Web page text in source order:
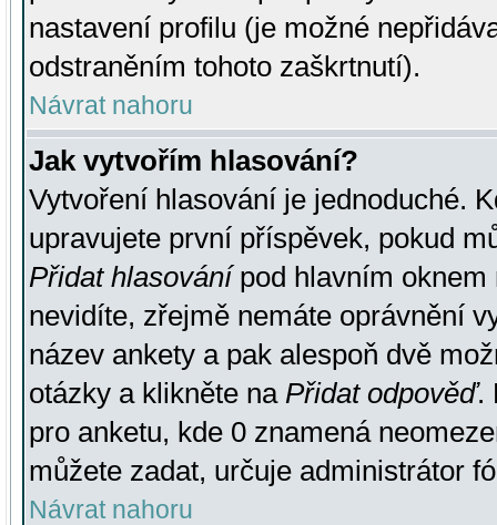
nastavení profilu (je možné
odstraněním tohoto zaškrtnutí).
Návrat nahoru
Jak vytvořím hlasování?
Vytvoření hlasování je jednoduché.
upravujete první příspěvek, pokud
Přidat hlasovánípod hlavním oknem
nevidíte, zřejmě nemáte oprávnění
název ankety a pak alespoň dvě
otázky a klikněte na Přidat odpověď.
pro anketu, kde 0 znamená
můžete zadat, určuje administrátor
Návrat nahoru